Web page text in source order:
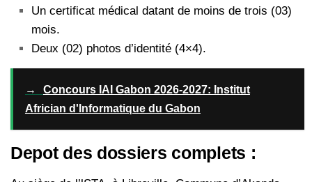
Un certificat médical datant de moins de trois (03)
mois.
Deux (02) photos d’identité (4×4).
→
Concours IAI Gabon 2026-2027: Institut
Africian d'Informatique du Gabon
Depot des dossiers complets :